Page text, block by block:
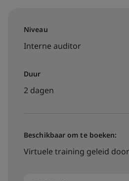
Niveau
Interne auditor
Duur
2 dagen
Beschikbaar om te boeken:
Virtuele training geleid